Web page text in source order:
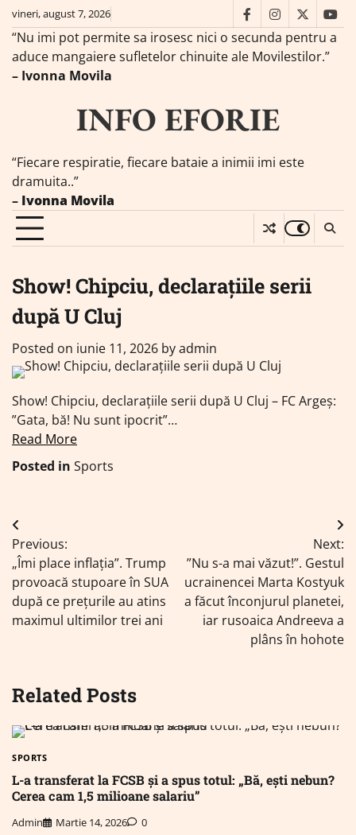
Skip
content
vineri, august 7, 2026 facebookinstagram
twitter
“Nu imi pot permite sa irosesc nici o secunda pentru a
aduce mangaiere sufletelor chinuite ale Movilestilor.”
– Ivonna Movila
INFO EFORIE
“Fiecare respiratie, fiecare bataie a inimii imi este
dramuita..”
– Ivonna Movila
Show! Chipciu, declarațiile serii
după U Cluj
Posted on iunie 11, 2026 byadmin
Show! Chipciu, declarațiile serii după U Cluj – FC Argeș:
”Gata, bă! Nu sunt ipocrit”…
Read More
Posted in Sports
Navigare
în
articole
Previous:
„Îmi place inflația”. Trump
provoacă stupoare în SUA
după ce prețurile au atins
maximul ultimilor trei ani
Next:
”Nu s-a mai văzut!”. Gestul
ucrainencei Marta Kostyuk
a făcut înconjurul planetei,
iar rusoaica Andreeva a
plâns în hohote
Related Posts
SPORTS
L-a transferat la FCSB și a spus totul: „Bă, ești nebun?
Cerea cam 1,5 milioane salariu”
Admin Martie 14, 2026 0